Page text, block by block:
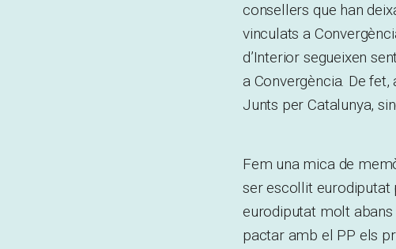
consellers que han
vinculats a
d’Interior segueixen
a Convergència. De
Junts per Catalunya,
Fem una mica de
ser escollit eurodiputat
eurodiputat molt abans
pactar amb el PP els